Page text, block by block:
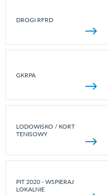
DROGI RFRD
GKRPA
LODOWISKO / KORT
TENISOWY
PIT 2020 - WSPIERAJ
LOKALNIE